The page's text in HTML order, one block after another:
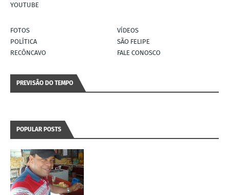
YOUTUBE
FOTOS
VÍDEOS
POLÍTICA
SÃO FELIPE
RECÔNCAVO
FALE CONOSCO
PREVISÃO DO TEMPO
POPULAR POSTS